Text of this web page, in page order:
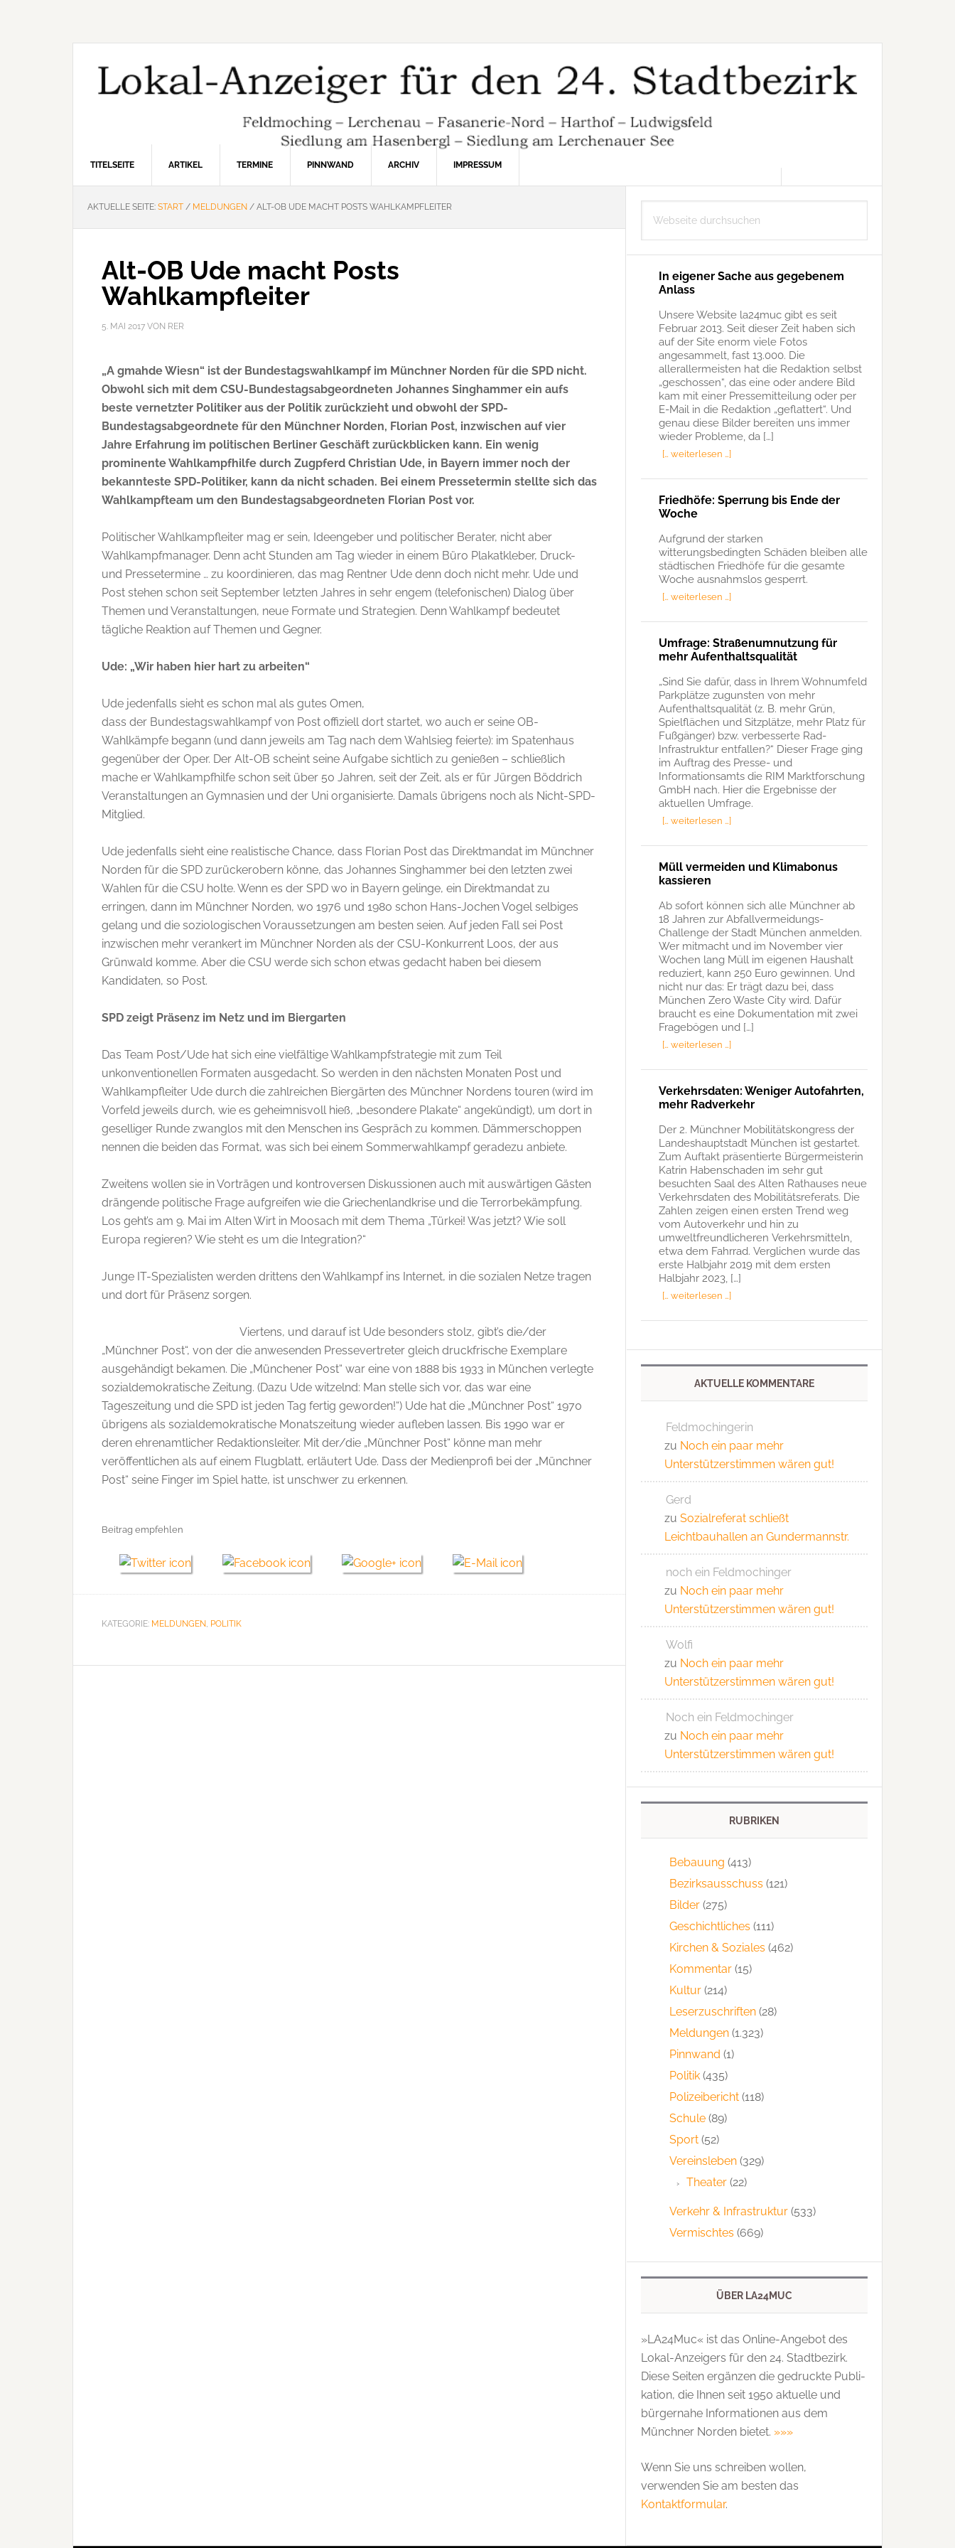
TITELSEITE ARTIKEL TERMINE PINNWAND ARCHIV IMPRESSUM
AKTUELLE SEITE: START / MELDUNGEN / ALT-OB UDE MACHT POSTS WAHLKAMPFLEITER
Alt-OB Ude macht Posts
Wahlkampfleiter
5. MAI 2017 VON RER
„A gmahde Wiesn“ ist der Bundestagswahlkampf im Münchner Norden für die SPD nicht.
Obwohl sich mit dem CSU-Bundestagsabgeordneten Johannes Singhammer ein aufs
beste vernetzter Politiker aus der Politik zurückzieht und obwohl der SPD-
Bundestagsabgeordnete für den Münchner Norden, Florian Post, inzwischen auf vier
Jahre Erfahrung im politischen Berliner Geschäft zurückblicken kann. Ein wenig
prominente Wahlkampfhilfe durch Zugpferd Christian Ude, in Bayern immer noch der
bekannteste SPD-Politiker, kann da nicht schaden. Bei einem Pressetermin stellte sich das
Wahlkampfteam um den Bundestagsabgeordneten Florian Post vor.
Politischer Wahlkampfleiter mag er sein, Ideengeber und politischer Berater, nicht aber
Wahlkampfmanager. Denn acht Stunden am Tag wieder in einem Büro Plakatkleber, Druck-
und Pressetermine … zu koordinieren, das mag Rentner Ude denn doch nicht mehr. Ude und
Post stehen schon seit September letzten Jahres in sehr engem (telefonischen) Dialog über
Themen und Veranstaltungen, neue Formate und Strategien. Denn Wahlkampf bedeutet
tägliche Reaktion auf Themen und Gegner.
Ude: „Wir haben hier hart zu arbeiten“
Ude jedenfalls sieht es schon mal als gutes Omen,
dass der Bundestagswahlkampf von Post offiziell dort startet, wo auch er seine OB-
Wahlkämpfe begann (und dann jeweils am Tag nach dem Wahlsieg feierte): im Spatenhaus
gegenüber der Oper. Der Alt-OB scheint seine Aufgabe sichtlich zu genießen – schließlich
mache er Wahlkampfhilfe schon seit über 50 Jahren, seit der Zeit, als er für Jürgen Böddrich
Veranstaltungen an Gymnasien und der Uni organisierte. Damals übrigens noch als Nicht-SPD-
Mitglied.
Ude jedenfalls sieht eine realistische Chance, dass Florian Post das Direktmandat im Münchner
Norden für die SPD zurückerobern könne, das Johannes Singhammer bei den letzten zwei
Wahlen für die CSU holte. Wenn es der SPD wo in Bayern gelinge, ein Direktmandat zu
erringen, dann im Münchner Norden, wo 1976 und 1980 schon Hans-Jochen Vogel selbiges
gelang und die soziologischen Voraussetzungen am besten seien. Auf jeden Fall sei Post
inzwischen mehr verankert im Münchner Norden als der CSU-Konkurrent Loos, der aus
Grünwald komme. Aber die CSU werde sich schon etwas gedacht haben bei diesem
Kandidaten, so Post.
SPD zeigt Präsenz im Netz und im Biergarten
Das Team Post/Ude hat sich eine vielfältige Wahlkampfstrategie mit zum Teil
unkonventionellen Formaten ausgedacht. So werden in den nächsten Monaten Post und
Wahlkampfleiter Ude durch die zahlreichen Biergärten des Münchner Nordens touren (wird im
Vorfeld jeweils durch, wie es geheimnisvoll hieß, „besondere Plakate“ angekündigt), um dort in
geselliger Runde zwanglos mit den Menschen ins Gespräch zu kommen. Dämmerschoppen
nennen die beiden das Format, was sich bei einem Sommerwahlkampf geradezu anbiete.
Zweitens wollen sie in Vorträgen und kontroversen Diskussionen auch mit auswärtigen Gästen
drängende politische Frage aufgreifen wie die Griechenlandkrise und die Terrorbekämpfung.
Los geht’s am 9. Mai im Alten Wirt in Moosach mit dem Thema „Türkei! Was jetzt? Wie soll
Europa regieren? Wie steht es um die Integration?“
Junge IT-Spezialisten werden drittens den Wahlkampf ins Internet, in die sozialen Netze tragen
und dort für Präsenz sorgen.
Viertens, und darauf ist Ude besonders stolz, gibt’s die/der
„Münchner Post“, von der die anwesenden Pressevertreter gleich druckfrische Exemplare
ausgehändigt bekamen. Die „Münchener Post“ war eine von 1888 bis 1933 in München verlegte
sozialdemokratische Zeitung. (Dazu Ude witzelnd: Man stelle sich vor, das war eine
Tageszeitung und die SPD ist jeden Tag fertig geworden!“) Ude hat die „Münchner Post“ 1970
übrigens als sozialdemokratische Monatszeitung wieder aufleben lassen. Bis 1990 war er
deren ehrenamtlicher Redaktionsleiter. Mit der/die „Münchner Post“ könne man mehr
veröffentlichen als auf einem Flugblatt, erläutert Ude. Dass der Medienprofi bei der „Münchner
Post“ seine Finger im Spiel hatte, ist unschwer zu erkennen.
Beitrag empfehlen
KATEGORIE: MELDUNGEN, POLITIK
Seitenspalte
durchsuchen
In eigener Sache aus gegebenem
Anlass
Unsere Website la24muc gibt es seit
Februar 2013. Seit dieser Zeit haben sich
auf der Site enorm viele Fotos
angesammelt, fast 13.000. Die
allerallermeisten hat die Redaktion selbst
„geschossen“, das eine oder andere Bild
kam mit einer Pressemitteilung oder per
E-Mail in die Redaktion „geflattert“. Und
genau diese Bilder bereiten uns immer
wieder Probleme, da […]
[… weiterlesen …]
Friedhöfe: Sperrung bis Ende der
Woche
Aufgrund der starken
witterungsbedingten Schäden bleiben alle
städtischen Friedhöfe für die gesamte
Woche ausnahmslos gesperrt.
[… weiterlesen …]
Umfrage: Straßenumnutzung für
mehr Aufenthaltsqualität
„Sind Sie dafür, dass in Ihrem Wohnumfeld
Parkplätze zugunsten von mehr
Aufenthaltsqualität (z. B. mehr Grün,
Spielflächen und Sitzplätze, mehr Platz für
Fußgänger) bzw. verbesserte Rad-
Infrastruktur entfallen?“ Dieser Frage ging
im Auftrag des Presse- und
Informationsamts die RIM Marktforschung
GmbH nach. Hier die Ergebnisse der
aktuellen Umfrage.
[… weiterlesen …]
Müll vermeiden und Klimabonus
kassieren
Ab sofort können sich alle Münchner ab
18 Jahren zur Abfallvermeidungs-
Challenge der Stadt München anmelden.
Wer mitmacht und im November vier
Wochen lang Müll im eigenen Haushalt
reduziert, kann 250 Euro gewinnen. Und
nicht nur das: Er trägt dazu bei, dass
München Zero Waste City wird. Dafür
braucht es eine Dokumentation mit zwei
Fragebögen und […]
[… weiterlesen …]
Verkehrsdaten: Weniger Autofahrten,
mehr Radverkehr
Der 2. Münchner Mobilitätskongress der
Landeshauptstadt München ist gestartet.
Zum Auftakt präsentierte Bürgermeisterin
Katrin Habenschaden im sehr gut
besuchten Saal des Alten Rathauses neue
Verkehrsdaten des Mobilitätsreferats. Die
Zahlen zeigen einen ersten Trend weg
vom Autoverkehr und hin zu
umweltfreundlicheren Verkehrsmitteln,
etwa dem Fahrrad. Verglichen wurde das
erste Halbjahr 2019 mit dem ersten
Halbjahr 2023, […]
[… weiterlesen …]
AKTUELLE KOMMENTARE
Feldmochingerin
zu Noch ein paar mehr
Unterstützerstimmen wären gut!
Gerd
zu Sozialreferat schließt
Leichtbauhallen an Gundermannstr.
noch ein Feldmochinger
zu Noch ein paar mehr
Unterstützerstimmen wären gut!
Wolfi
zu Noch ein paar mehr
Unterstützerstimmen wären gut!
Noch ein Feldmochinger
zu Noch ein paar mehr
Unterstützerstimmen wären gut!
RUBRIKEN
Bebauung (413)
Bezirksausschuss (121)
Bilder (275)
Geschichtliches (111)
Kirchen & Soziales (462)
Kommentar (15)
Kultur (214)
Leserzuschriften (28)
Meldungen (1.323)
Pinnwand (1)
Politik (435)
Polizeibericht (118)
Schule (89)
Sport (52)
Vereinsleben (329)
Theater (22)
Verkehr & Infrastruktur (533)
Vermischtes (669)
ÜBER LA24MUC
»LA24Muc« ist das Online-Angebot des
Lokal-Anzeigers für den 24. Stadtbezirk.
Diese Seiten ergänzen die gedruckte Publi­
kation, die Ihnen seit 1950 aktuelle und
bürgernahe Informationen aus dem
Münchner Norden bietet. »»»
Wenn Sie uns schreiben wollen,
verwenden Sie am besten das
Kontaktformular.